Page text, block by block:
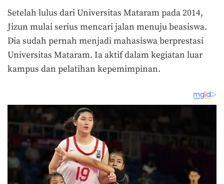
Setelah lulus dari Universitas Mataram pada 2014,
Jizun mulai serius mencari jalan menuju beasiswa.
Dia sudah pernah menjadi mahasiswa berprestasi
Universitas Mataram. Ia aktif dalam kegiatan luar
kampus dan pelatihan kepemimpinan.